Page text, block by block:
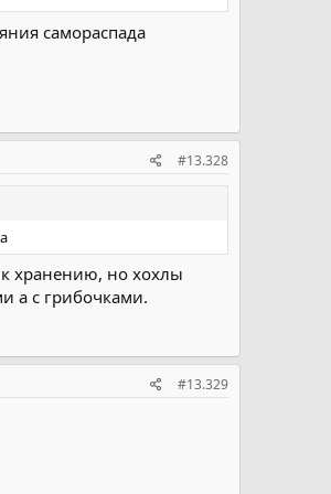
самораспада
#13.328
хранению, но хохлы
а с грибочками.
#13.329